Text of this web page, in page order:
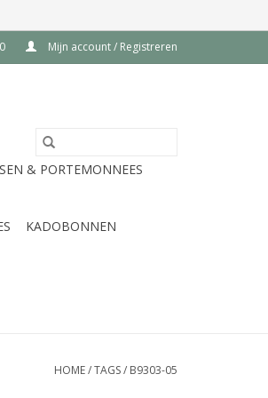
Mijn account / Registreren
& PORTEMONNEES
KADOBONNEN
HOME/TAGS/ B9303-05